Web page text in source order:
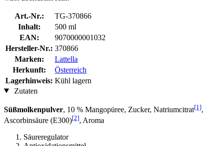
Art.-Nr.:
TG-370866
Inhalt:
500 ml
EAN:
9070000001032
Hersteller-Nr.: 370866
Marken:
Lattella
Herkunft:
Österreich
Lagerhinweis: Kühl lagern
Zutaten
Süßmolkenpulver, 10 % Mangopüree, Zucker, Natriumcitrat[1],
Ascorbinsäure (E300)[2], Aroma
Säureregulator